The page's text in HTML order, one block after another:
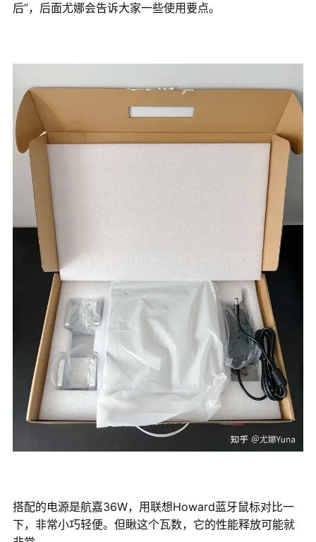
后”，后面尤娜会告诉大家一些使用要点。
搭配的电源是航嘉36W，用联想Howard蓝牙鼠标对比一
下，非常小巧轻便。但瞅这个瓦数，它的性能释放可能就